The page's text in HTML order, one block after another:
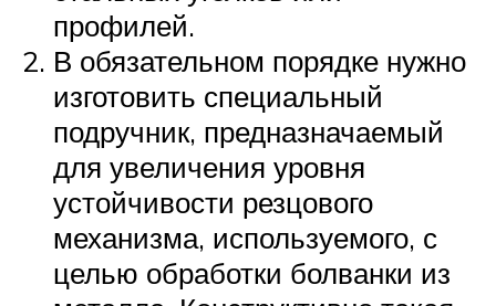
профилей.
В обязательном порядке нужно
изготовить специальный
подручник, предназначаемый
для увеличения уровня
устойчивости резцового
механизма, используемого, с
целью обработки болванки из